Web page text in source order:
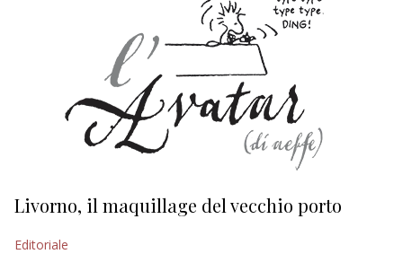
Livorno, il maquillage del vecchio porto
Editoriale